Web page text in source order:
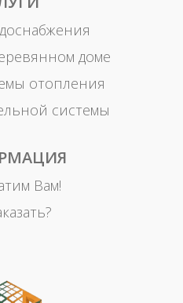
доме
отопления
системы
Вам!